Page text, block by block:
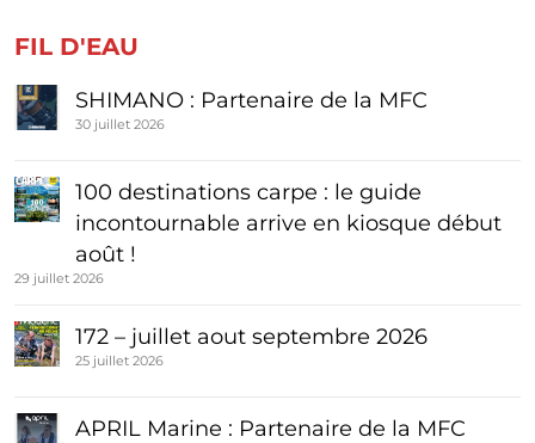
FIL D'EAU
SHIMANO : Partenaire de la MFC
30 juillet 2026
100 destinations carpe : le guide
incontournable arrive en kiosque début
août !
29 juillet 2026
172 – juillet aout septembre 2026
25 juillet 2026
APRIL Marine : Partenaire de la MFC